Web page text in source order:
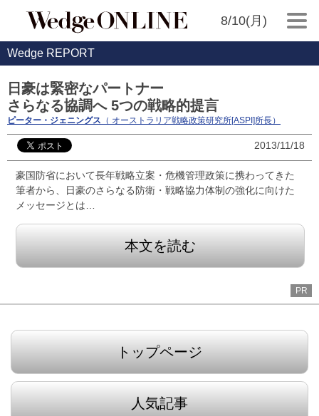
8/10(月)
Wedge REPORT
日豪は緊密なパートナー
さらなる協調へ 5つの戦略的提言
ピーター・ジェニングス （ オーストラリア戦略政策研究所[ASPI]所長）
2013/11/18
豪国防省において長年戦略立案・危機管理政策に携わってきた
筆者から、日豪のさらなる防衛・戦略協力体制の強化に向けた
メッセージとは…
本文を読む
PR
トップページ
人気記事